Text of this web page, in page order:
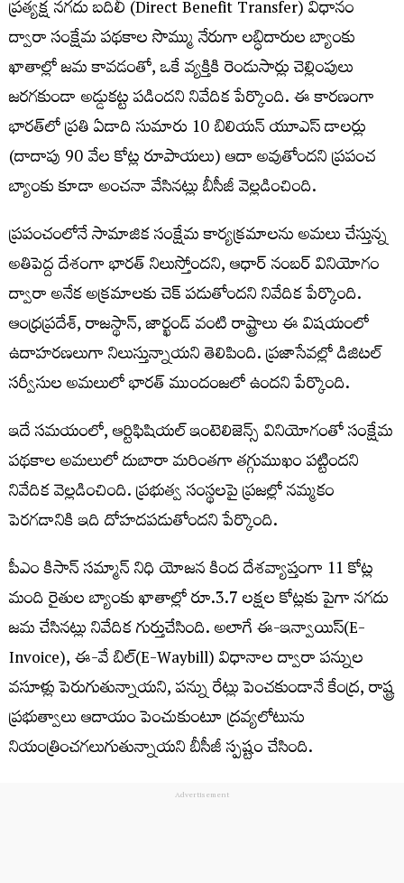
ప్రత్యక్ష నగదు బదిలీ (Direct Benefit Transfer) విధానం
ద్వారా సంక్షేమ పథకాల సొమ్ము నేరుగా లబ్ధిదారుల బ్యాంకు
ఖాతాల్లో జమ కావడంతో, ఒకే వ్యక్తికి రెండుసార్లు చెల్లింపులు
జరగకుండా అడ్డుకట్ట పడిందని నివేదిక పేర్కొంది. ఈ కారణంగా
భారత్‌లో ప్రతి ఏడాది సుమారు 10 బిలియన్ యూఎస్ డాలర్లు
(దాదాపు 90 వేల కోట్ల రూపాయలు) ఆదా అవుతోందని ప్రపంచ
బ్యాంకు కూడా అంచనా వేసినట్లు బీసీజీ వెల్లడించింది.
ప్రపంచంలోనే సామాజిక సంక్షేమ కార్యక్రమాలను అమలు చేస్తున్న
అతిపెద్ద దేశంగా భారత్ నిలుస్తోందని, ఆధార్ నంబర్ వినియోగం
ద్వారా అనేక అక్రమాలకు చెక్ పడుతోందని నివేదిక పేర్కొంది.
ఆంధ్రప్రదేశ్, రాజస్థాన్, జార్ఖండ్ వంటి రాష్ట్రాలు ఈ విషయంలో
ఉదాహరణలుగా నిలుస్తున్నాయని తెలిపింది. ప్రజాసేవల్లో డిజిటల్
సర్వీసుల అమలులో భారత్ ముందంజలో ఉందని పేర్కొంది.
ఇదే సమయంలో, ఆర్టిఫిషియల్ ఇంటెలిజెన్స్ వినియోగంతో సంక్షేమ
పథకాల అమలులో దుబారా మరింతగా తగ్గుముఖం పట్టిందని
నివేదిక వెల్లడించింది. ప్రభుత్వ సంస్థలపై ప్రజల్లో నమ్మకం
పెరగడానికి ఇది దోహదపడుతోందని పేర్కొంది.
పీఎం కిసాన్ సమ్మాన్ నిధి యోజన కింద దేశవ్యాప్తంగా 11 కోట్ల
మంది రైతుల బ్యాంకు ఖాతాల్లో రూ.3.7 లక్షల కోట్లకు పైగా నగదు
జమ చేసినట్లు నివేదిక గుర్తుచేసింది. అలాగే ఈ-ఇన్వాయిస్(E-
Invoice), ఈ-వే బిల్(E-Waybill) విధానాల ద్వారా పన్నుల
వసూళ్లు పెరుగుతున్నాయని, పన్ను రేట్లు పెంచకుండానే కేంద్ర, రాష్ట్ర
ప్రభుత్వాలు ఆదాయం పెంచుకుంటూ ద్రవ్యలోటును
నియంత్రించగలుగుతున్నాయని బీసీజీ స్పష్టం చేసింది.